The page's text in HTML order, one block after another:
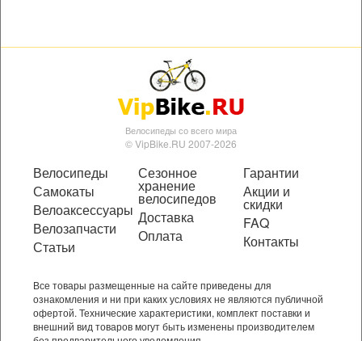
Велосипеды со всего мира
© VipBike.RU 2007-2026
Велосипеды
Самокаты
Велоаксессуары
Велозапчасти
Статьи
Сезонное
хранение
велосипедов
Доставка
Оплата
Гарантии
Акции и
скидки
FAQ
Контакты
Все товары размещенные на сайте приведены для
ознакомления и ни при каких условиях не являются публичной
офертой. Технические характеристики, комплект поставки и
внешний вид товаров могут быть изменены производителем